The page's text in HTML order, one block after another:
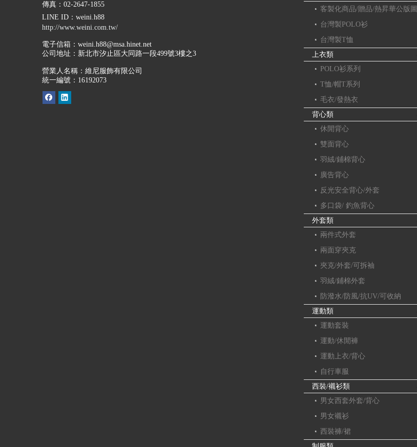
傳真：02-2647-1855
LINE ID ：weini.h88
http://www.weini.com.tw/
電子信箱： weini.h88@msa.hinet.net
公司地址： 新北市汐止區大同路一段499號3樓之3
營業人名稱：維尼服飾有限公司
統一編號：16192073
客製化商品/贈品/熱昇華公版圖
台灣製POLO衫
台灣製T恤
上衣類
POLO衫系列
T恤/帽T系列
毛衣/發熱衣
背心類
休閒背心
雙面背心
羽絨/鋪棉背心
廣告背心
反光安全背心/外套
多口袋/ 釣魚背心
外套類
兩件式外套
兩面穿夾克
夾克/外套/可拆袖
羽絨/鋪棉外套
防潑水/防風/抗UV/可收納
運動類
運動套裝
運動/休閒褲
運動上衣/背心
自行車服
西裝/襯衫類
男女西套外套/背心
男女襯衫
西裝褲/裙